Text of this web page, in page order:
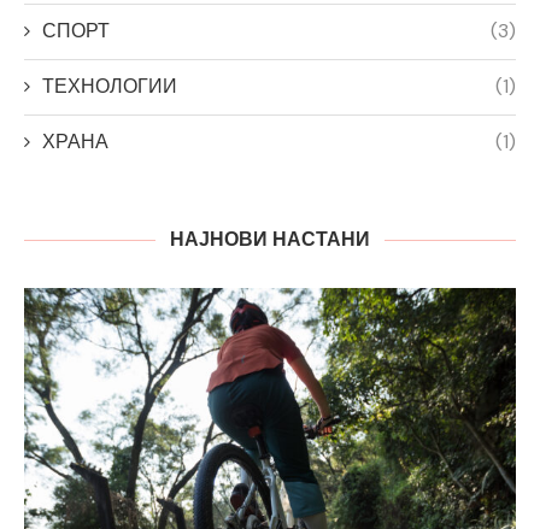
СПОРТ (3)
ТЕХНОЛОГИИ (1)
ХРАНА (1)
НАЈНОВИ НАСТАНИ